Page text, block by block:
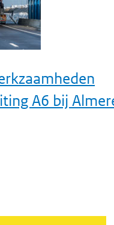
A6 bij